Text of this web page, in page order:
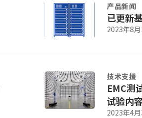
产品新闻
已更新
2023年8
技术支援
EMC测
试验内
2023年4